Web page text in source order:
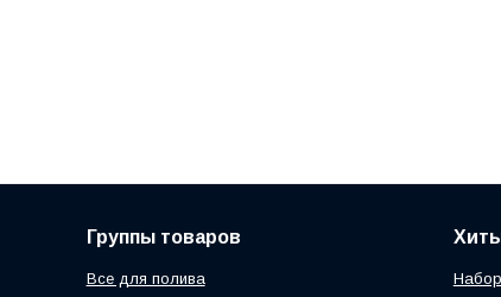
Группы товаров
Все для полива